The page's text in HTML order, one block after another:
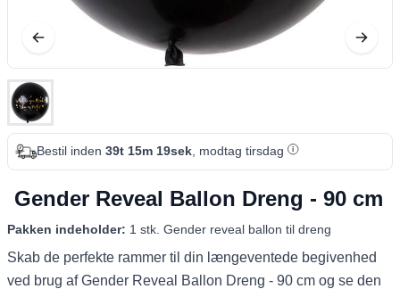
Bestil inden 39t 15m 18sek, modtag tirsdag
Gender Reveal Ballon Dreng - 90 cm
Pakken indeholder: 1 stk. Gender reveal ballon til dreng
Skab de perfekte rammer til din længeventede begivenhed
ved brug af Gender Reveal Ballon Dreng - 90 cm og se den